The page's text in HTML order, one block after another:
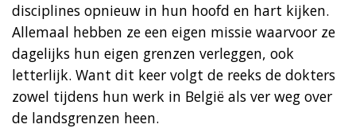
disciplines opnieuw in hun hoofd en hart kijken.
Allemaal hebben ze een eigen missie waarvoor ze
dagelijks hun eigen grenzen verleggen, ook
letterlijk. Want dit keer volgt de reeks de dokters
zowel tijdens hun werk in België als ver weg over
de landsgrenzen heen.